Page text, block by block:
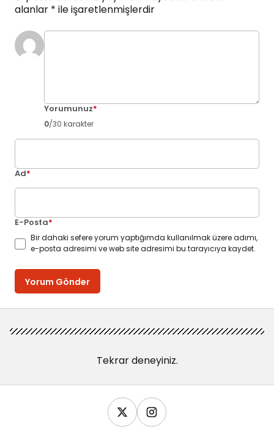
alanlar * ile işaretlenmişlerdir
Yorumunuz*
0/30 karakter
Ad*
E-Posta*
Bir dahaki sefere yorum yaptığımda kullanılmak üzere adımı,
e-posta adresimi ve web site adresimi bu tarayıcıya kaydet.
Yorum Gönder
Tekrar deneyiniz.